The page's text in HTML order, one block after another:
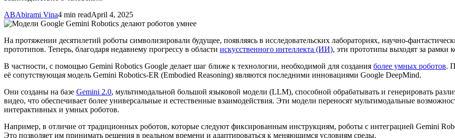
ABAbirami Vina4 min readApril 4, 2025
На протяжении десятилетий роботы символизировали будущее, появляясь в исследовательских лабораториях, научно-
прототипов. Теперь, благодаря недавнему прогрессу в области искусственного интеллекта (ИИ), эти прототипы выходят за рамки
В частности, с помощью Gemini Robotics Google делает шаг ближе к технологии, необходимой для создания более умных роботов.
её сопутствующая модель Gemini Robotics-ER (Embodied Reasoning) являются последними инновациями Google DeepMind.
Они созданы на базе Gemini 2.0, мультимодальной большой языковой модели (LLM), способной обрабатывать и генерировать
видео, что обеспечивает более универсальные и естественные взаимодействия. Эти модели переносят мультимодальные
интерактивных и умных роботов.
Например, в отличие от традиционных роботов, которые следуют фиксированным инструкциям, роботы с интеграцией Gemini
Это позволяет им принимать решения в реальном времени и адаптироваться к меняющимся условиям среды.